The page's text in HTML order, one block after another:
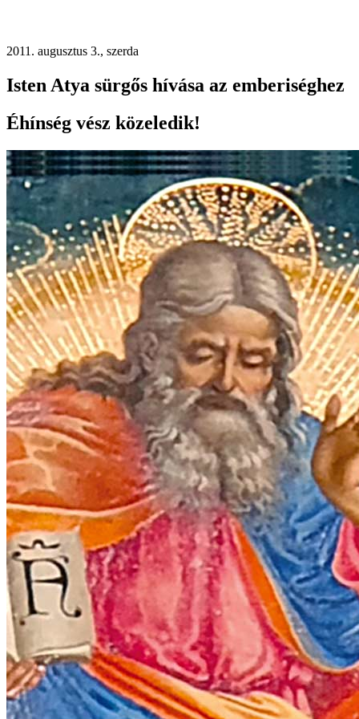
2011. augusztus 3., szerda
Isten Atya sürgős hívása az emberiséghez
Éhínség vész közeledik!